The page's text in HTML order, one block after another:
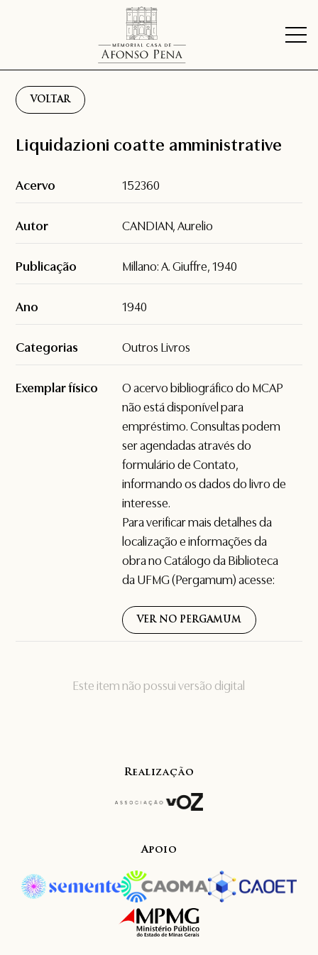
VOLTAR
Este item não possui versão digital
Liquidazioni coatte amministrative
Acervo 152360
Autor CANDIAN, Aurelio
Publicação Millano: A. Giuffre, 1940
Ano 1940
Categorias Outros Livros
Exemplar físico
O acervo bibliográfico do MCAP
não está disponível para
empréstimo. Consultas podem
ser agendadas através do
formulário deContato,
informando os dados do livro de
interesse.
Para verificar mais detalhes da
localização e informações da
obra no Catálogo da Biblioteca
da UFMG (Pergamum) acesse:
VER NO PERGAMUM
Realização
Apoio